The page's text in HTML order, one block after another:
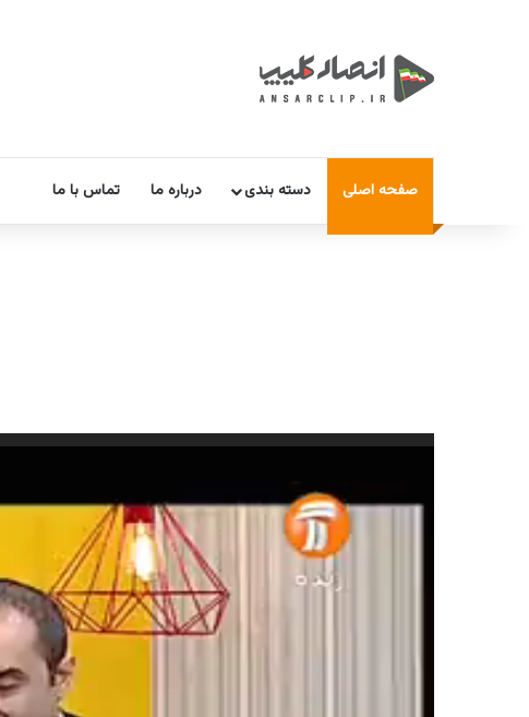
صفحه اصلی دسته بندی درباره ما تماس با ما
نمایشگر
ویدیو